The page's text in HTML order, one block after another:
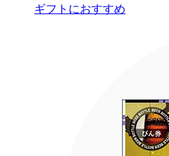
ギフトにおすすめ